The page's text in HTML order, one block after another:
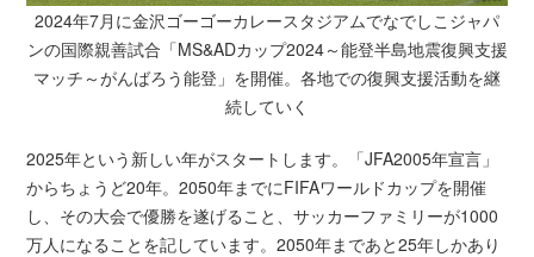
2024年7月に金沢ゴーゴーカレースタジアムでなでしこジャパ
ンの国際親善試合「MS&ADカップ2024～能登半島地震復興支援
マッチ～がんばろう能登」を開催。各地での復興支援活動を継
続していく
2025年という新しい年がスタートします。「JFA2005年宣言」
からちょうど20年。2050年までにFIFAワールドカップを開催
し、その大会で優勝を遂げること、サッカーファミリーが1000
万人になることを記しています。2050年まであと25年しかあり